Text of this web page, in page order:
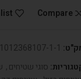
Compare
1012368107-1-1
סוגי שטיחים,